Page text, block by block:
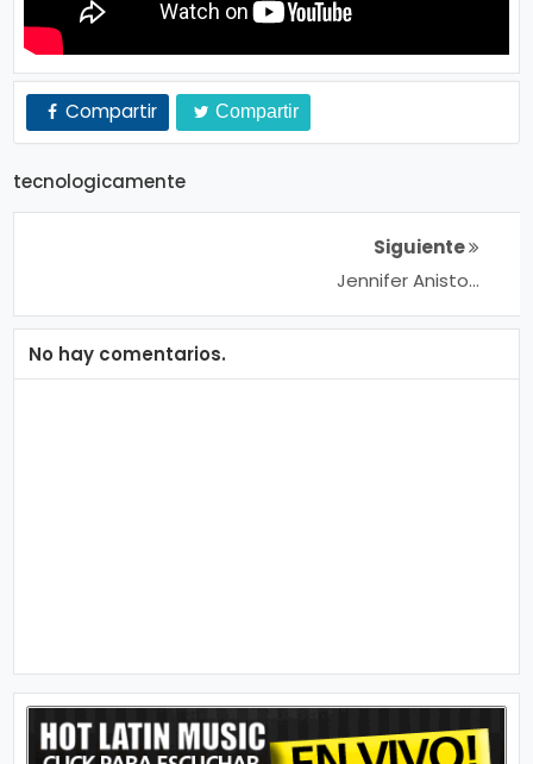
Compartir Compartir
tecnologicamente
Siguiente
Jennifer Aniston
“algunas
vacunarse
No hay comentarios.